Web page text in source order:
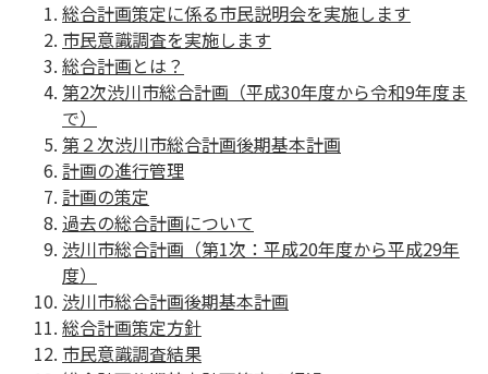
総合計画策定に係る市民説明会を実施します
市民意識調査を実施します
総合計画とは？
第2次渋川市総合計画（平成30年度から令和9年度ま
で）
第２次渋川市総合計画後期基本計画
計画の進行管理
計画の策定
過去の総合計画について
渋川市総合計画（第1次：平成20年度から平成29年
度）
渋川市総合計画後期基本計画
総合計画策定方針
市民意識調査結果